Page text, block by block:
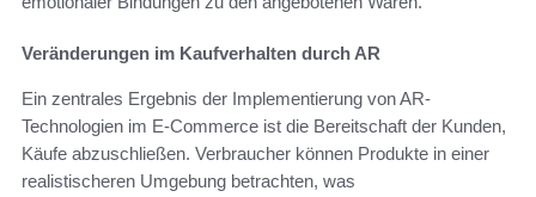
Veränderungen im Kaufverhalten durch AR
Ein zentrales Ergebnis der Implementierung von AR-
Technologien im E-Commerce ist die Bereitschaft der Kunden,
Käufe abzuschließen. Verbraucher können Produkte in einer
realistischeren Umgebung betrachten, was